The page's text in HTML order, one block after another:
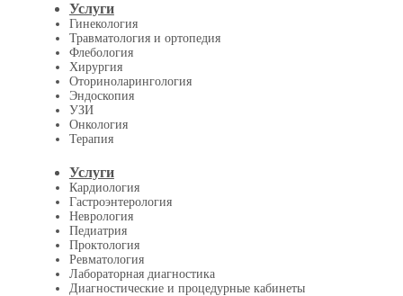
Услуги
Гинекология
Травматология и ортопедия
Флебология
Хирургия
Оториноларингология
Эндоскопия
УЗИ
Онкология
Терапия
Услуги
Кардиология
Гастроэнтерология
Неврология
Педиатрия
Проктология
Ревматология
Лабораторная диагностика
Диагностические и процедурные кабинеты